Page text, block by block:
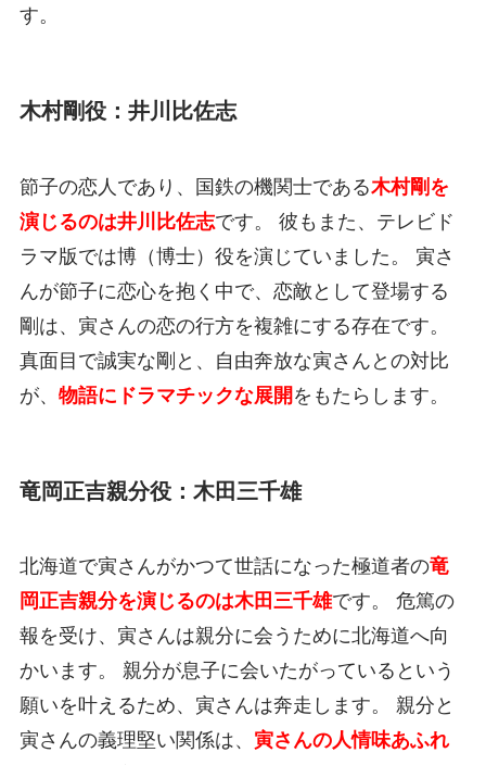
す。
木村剛役：井川比佐志
節子の恋人であり、国鉄の機関士である木村剛を
演じるのは井川比佐志です。 彼もまた、テレビド
ラマ版では博（博士）役を演じていました。 寅さ
んが節子に恋心を抱く中で、恋敵として登場する
剛は、寅さんの恋の行方を複雑にする存在です。
真面目で誠実な剛と、自由奔放な寅さんとの対比
が、 物語にドラマチックな展開 をもたらします。
竜岡正吉親分役：木田三千雄
北海道で寅さんがかつて世話になった極道者の竜
岡正吉親分を演じるのは木田三千雄です。 危篤の
報を受け、寅さんは親分に会うために北海道へ向
かいます。 親分が息子に会いたがっているという
願いを叶えるため、寅さんは奔走します。 親分と
寅さんの義理堅い関係は、 寅さんの人情味あふれ